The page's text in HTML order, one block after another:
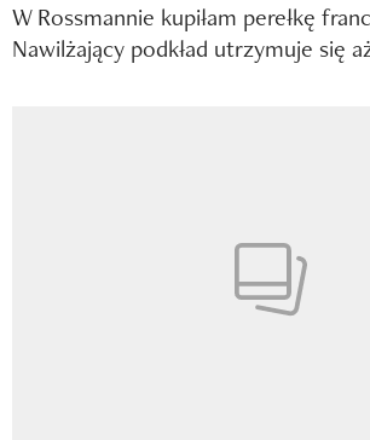
W Rossmannie kupiłam perełkę
Nawilżający podkład utrzymuje się